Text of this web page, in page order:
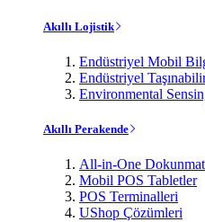
Akıllı Lojistik
Endüstriyel Mobil
Endüstriyel
Environmental
Akıllı Perakende
All-in-One
Mobil POS Tabletler
POS Terminalleri
UShop Çözümleri